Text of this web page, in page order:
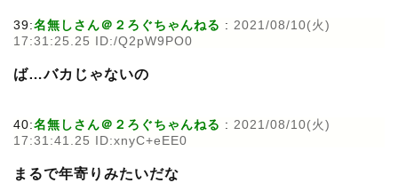
39:名無しさん＠２ろぐちゃんねる : 2021/08/10(火)
17:31:25.25 ID:/Q2pW9PO0
ば…バカじゃないの
40:名無しさん＠２ろぐちゃんねる : 2021/08/10(火)
17:31:41.25 ID:xnyC+eEE0
まるで年寄りみたいだな